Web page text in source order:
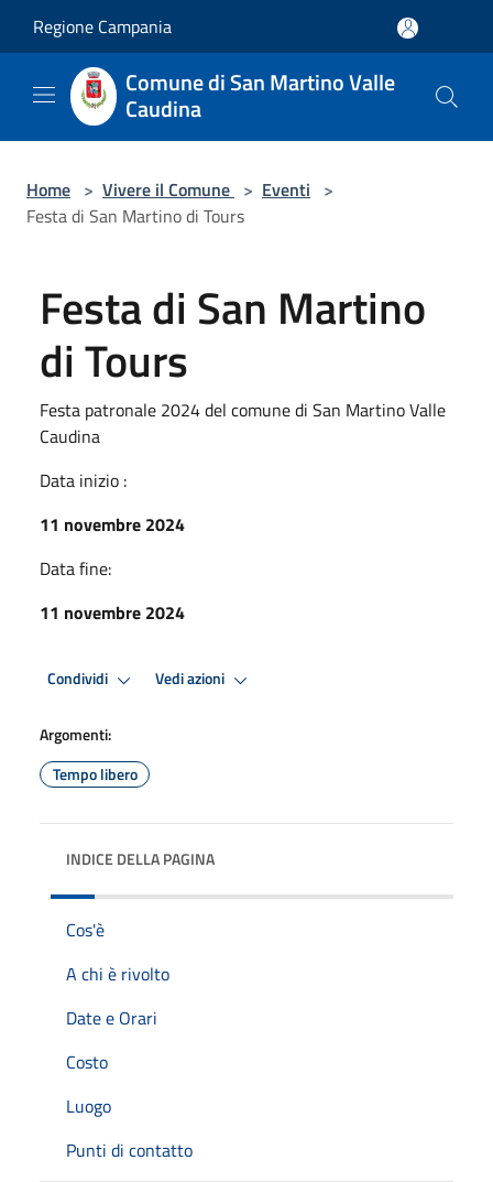
Regione Campania
Comune di San Martino Valle
Caudina
Home > Vivere il Comune > Eventi >
Festa di San Martino di Tours
Festa di San Martino
di Tours
Festa patronale 2024 del comune di San Martino Valle
Caudina
Data inizio :
11 novembre 2024
Data fine:
11 novembre 2024
Condividi Vedi azioni
Argomenti:
Tempo libero
INDICE DELLA PAGINA
Cos'è
A chi è rivolto
Date e Orari
Costo
Luogo
Punti di contatto